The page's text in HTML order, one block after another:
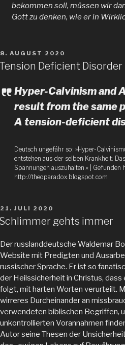
bekommen soll, müssen wir
Gott zu denken, wie er in
VERÖFFENTLICHT
AM
8. AUGUST 2020
Deficient Disorder
Hyper-Calvinism and
result from the same
A tension-deficient
Deutsch ungefähr so: »Hyper-
entstehen aus der selben Krankheit:
Spannungen auszuhalten.« | Gefunden
http://theoparadox.blogspot.com
VERÖFFENTLICHT
AM
21. JULI 2020
gehts immer
Der russlanddeutsche Waldemar
Website mit Predigten und
russischer Sprache. Er ist so
der Heilssicherheit in Christus, dass
folgt, mit harten Worten verurteilt.
wirreres Durcheinander an
verwendeten biblischen Begriffen,
unkontrollierten Vorannahmen
Autor seine Thesen der